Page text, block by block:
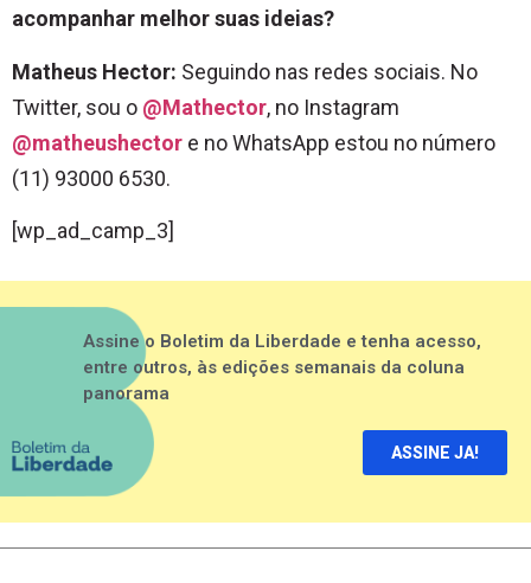
acompanhar melhor suas ideias?
Matheus Hector: Seguindo nas redes sociais. No
Twitter, sou o @Mathector, no Instagram
@matheushector e no WhatsApp estou no número
(11) 93000 6530.
[wp_ad_camp_3]
Assine o Boletim da Liberdade e tenha acesso,
entre outros, às edições semanais da coluna
panorama
ASSINE JA!